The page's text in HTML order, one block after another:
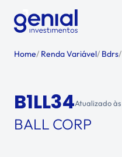
Home/ Renda Variável/ Bdrs/
B1LL34Atualizado às
BALL CORP